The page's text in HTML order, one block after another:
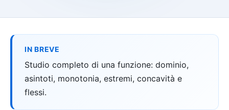
IN BREVE
Studio completo di una funzione: dominio,
asintoti, monotonia, estremi, concavità e
flessi.